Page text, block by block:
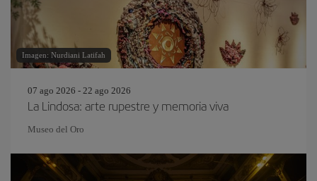
Imagen: Nurdiani Latifah
07 ago 2026 - 22 ago 2026
La Lindosa: arte rupestre y memoria viva
Museo del Oro